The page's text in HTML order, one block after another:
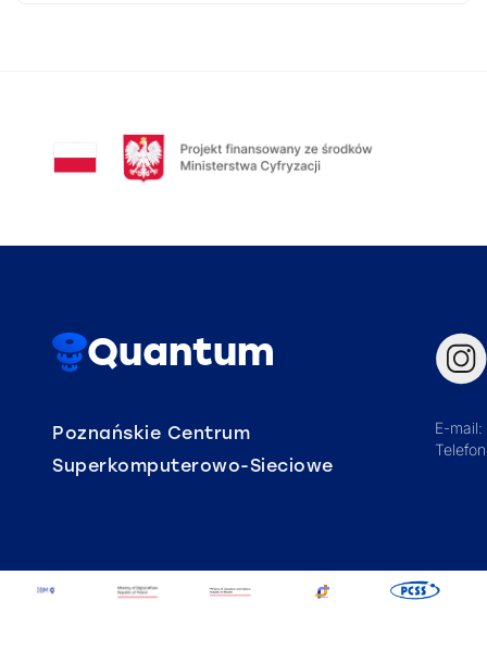
Quantum
Poznańskie Centrum
Superkomputerowo-Sieciowe
E-mail: